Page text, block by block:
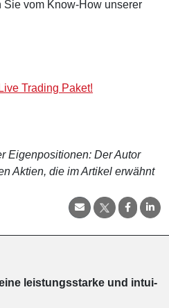
vom Know-How unserer
Trading Paket!
Eigenpositionen: Der Autor
Aktien, die im Artikel erwähnt
leis­tungs­star­ke und in­tui­